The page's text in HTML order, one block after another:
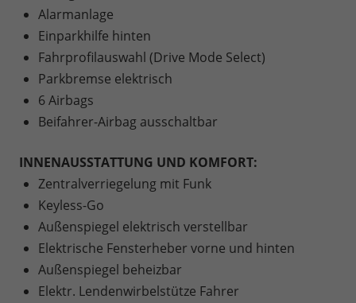
Alarmanlage
Einparkhilfe hinten
Fahrprofilauswahl (Drive Mode Select)
Parkbremse elektrisch
6 Airbags
Beifahrer-Airbag ausschaltbar
INNENAUSSTATTUNG UND KOMFORT:
Zentralverriegelung mit Funk
Keyless-Go
Außenspiegel elektrisch verstellbar
Elektrische Fensterheber vorne und hinten
Außenspiegel beheizbar
Elektr. Lendenwirbelstütze Fahrer